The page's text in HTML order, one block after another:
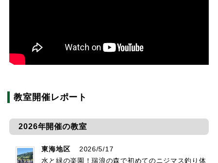
教室開催レポート
2026年開催の教室
東海地区
2026/5/17
水と緑の楽園！瑞浪の森で初めてのニジマス釣り体